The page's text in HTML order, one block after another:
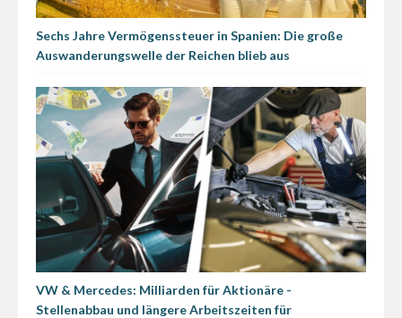
Sechs Jahre Vermögenssteuer in Spanien: Die große
Auswanderungswelle der Reichen blieb aus
VW & Mercedes: Milliarden für Aktionäre -
Stellenabbau und längere Arbeitszeiten für